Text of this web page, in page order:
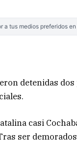
a tus medios preferidos
detenidas
casi
ser